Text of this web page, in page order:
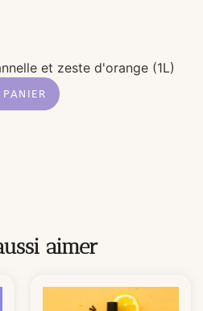
et zeste d'orange (1L)
aimer